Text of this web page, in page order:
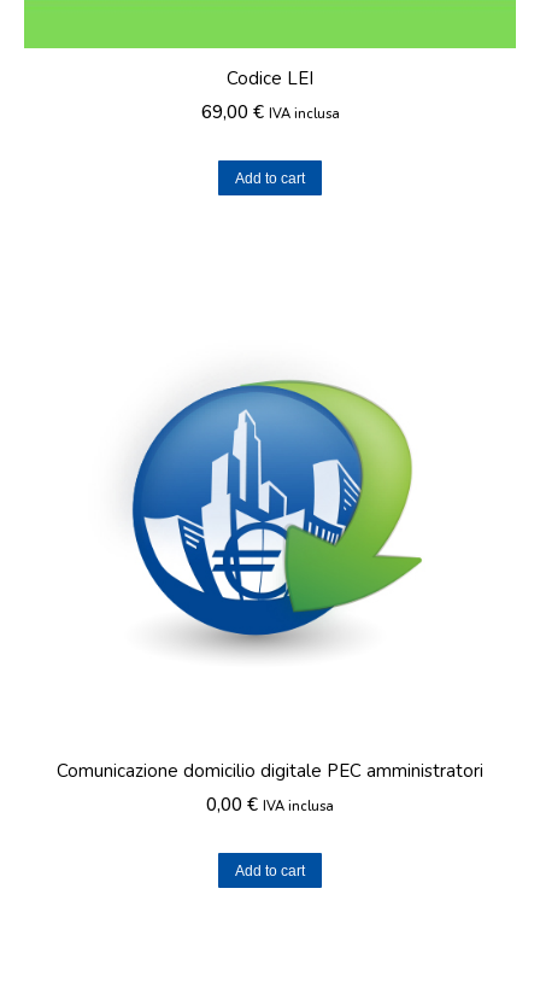
Codice LEI
69,00 € IVA inclusa
Add to cart
Comunicazione domicilio digitale PEC amministratori
0,00 € IVA inclusa
Add to cart